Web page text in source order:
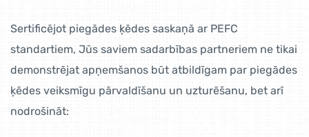
Sertificējot piegādes ķēdes saskaņā ar PEFC
standartiem, Jūs saviem sadarbības partneriem ne tikai
demonstrējat apņemšanos būt atbildīgam par piegādes
ķēdes veiksmīgu pārvaldīšanu un uzturēšanu, bet arī
nodrošināt: